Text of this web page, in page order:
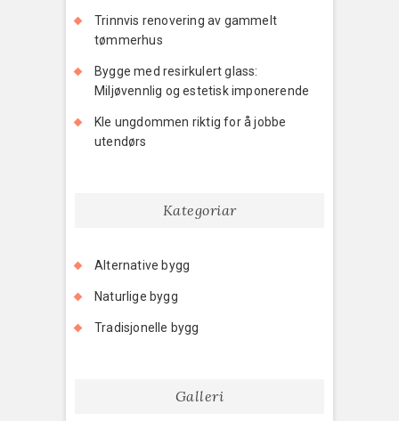
Trinnvis renovering av gammelt
tømmerhus
Bygge med resirkulert glass:
Miljøvennlig og estetisk imponerende
Kle ungdommen riktig for å jobbe
utendørs
Kategoriar
Alternative bygg
Naturlige bygg
Tradisjonelle bygg
Galleri